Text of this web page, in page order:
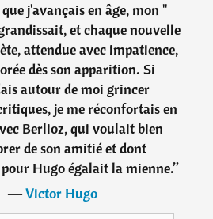
j'avançais en âge, mon "
et chaque nouvelle
attendue avec impatience,
dès son apparition. Si
autour de moi grincer
je me réconfortais en
Berlioz, qui voulait bien
de son amitié et dont
Hugo égalait la mienne.”
―Victor Hugo